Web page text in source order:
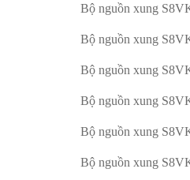
Bộ nguồn xung
Bộ nguồn xung
Bộ nguồn xung
Bộ nguồn xung
Bộ nguồn xung
Bộ nguồn xung